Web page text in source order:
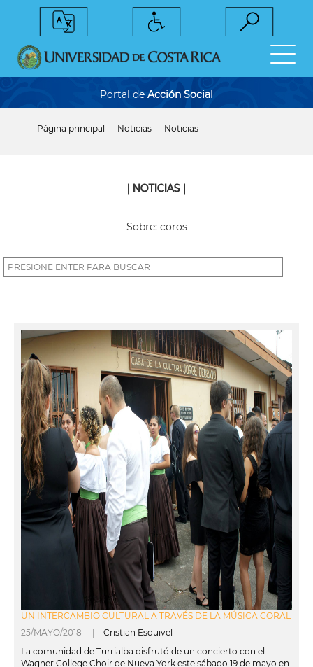
Portal de Acción Social
Página principal Noticias Noticias
| NOTICIAS |
Sobre: coros
UN INTERCAMBIO CULTURAL A TRAVÉS DE LA MÚSICA CORAL
25/MAYO/2018 | Cristian Esquivel
La comunidad de Turrialba disfrutó de un concierto con el
Wagner College Choir de Nueva York este sábado 19 de mayo en